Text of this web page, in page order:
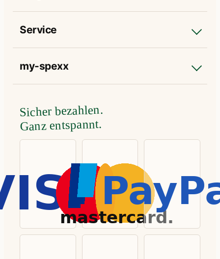
Service
my-spexx
Sicher bezahlen.
Ganz entspannt.